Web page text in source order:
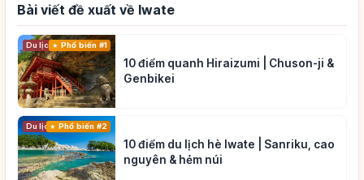
Bài viết đề xuất về Iwate
Du lịch Phổ biến #1
10 điểm quanh Hiraizumi | Chuson-ji &
Genbikei
Du lịch Phổ biến #2
10 điểm du lịch hè Iwate | Sanriku, cao
nguyên & hẻm núi